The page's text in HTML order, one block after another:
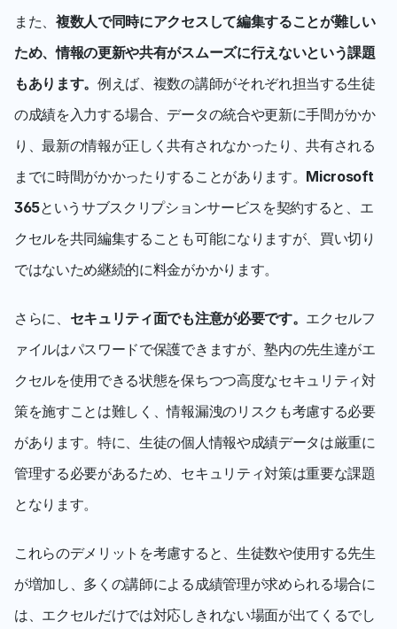
また、複数人で同時にアクセスして編集することが難しい
ため、情報の更新や共有がスムーズに行えないという課題
もあります。例えば、複数の講師がそれぞれ担当する生徒
の成績を入力する場合、データの統合や更新に手間がかか
り、最新の情報が正しく共有されなかったり、共有される
までに時間がかかったりすることがあります。 Microsoft
365というサブスクリプションサービスを契約すると、エ
クセルを共同編集することも可能になりますが、買い切り
ではないため継続的に料金がかかります。
さらに、 セキュリティ面でも注意が必要です。 エクセルフ
ァイルはパスワードで保護できますが、塾内の先生達がエ
クセルを使用できる状態を保ちつつ高度なセキュリティ対
策を施すことは難しく、情報漏洩のリスクも考慮する必要
があります。特に、生徒の個人情報や成績データは厳重に
管理する必要があるため、セキュリティ対策は重要な課題
となります。
これらのデメリットを考慮すると、生徒数や使用する先生
が増加し、多くの講師による成績管理が求められる場合に
は、エクセルだけでは対応しきれない場面が出てくるでし